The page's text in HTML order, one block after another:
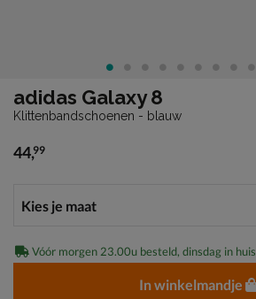
adidas Galaxy 8
Klittenbandschoenen - blauw
€ 44,99
44,99
Vóór morgen 23.00u besteld, dinsdag in huis
In winkelmandje